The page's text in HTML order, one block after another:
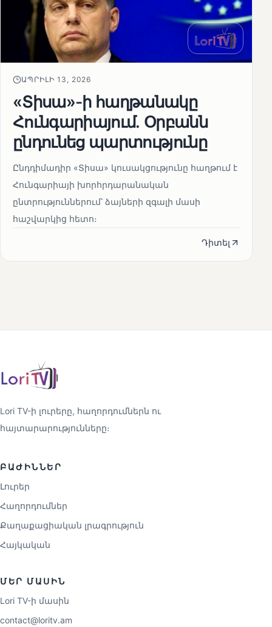
ԱՊՐԻԼԻ 13, 2026
«Տիսա»-ի հաղթանակը
Հունգարիայում․ Օրբանն
ընդունեց պարտությունը
Ընդդիմադիր «Տիսա» կուսակցությունը հաղթում է
Հունգարիայի խորհրդարանական
ընտրություններում՝ ձայների զգալի մասի
հաշվարկից հետո։
Դիտել
Lori TV-ի լուրերը, հաղորդումներն ու
հայտարարությունները։
ԲԱԺԻՆՆԵՐ
Լուրեր
Հաղորդումներ
Քաղաքացիական լրագրություն
Հայկական
ՄԵՐ ՄԱՍԻՆ
Lori TV-ի մասին
contact@loritv.am